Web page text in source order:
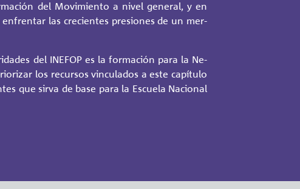
del Mo­vi­mien­to a nivel ge­ne­ral, y en
las cre­cien­tes pre­sio­nes de un mer­
del INEFOP es la for­ma­ción para la Ne­
los re­cur­sos vin­cu­la­dos a este ca­pí­tu­lo
que sirva de base para la Es­cue­la Na­cio­nal